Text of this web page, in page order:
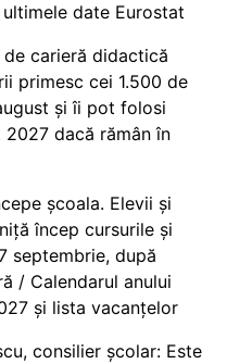
date Eurostat
de carieră didactică
primesc cei 1.500 de
și îi pot folosi
2027 dacă rămân în
școala. Elevii și
încep cursurile și
septembrie, după
/ Calendarul anului
și lista vacanțelor
consilier școlar: Este